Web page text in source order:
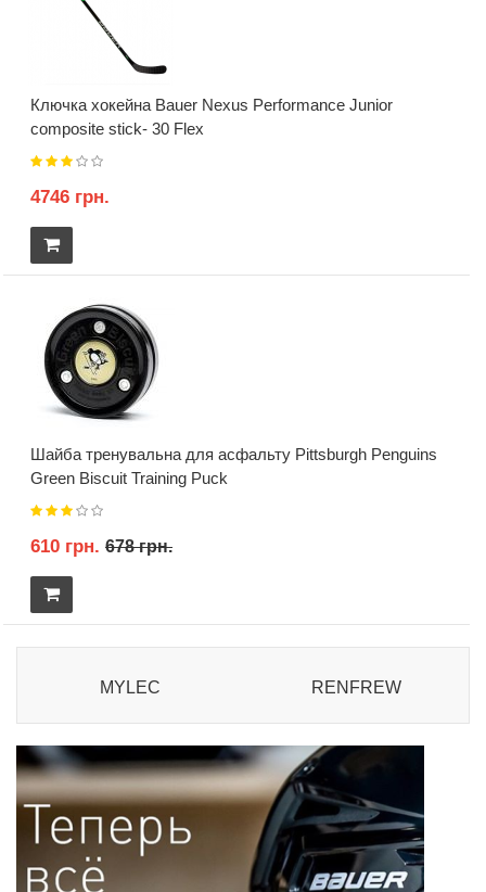
Ключка хокейна Bauer Nexus Performance Junior
composite stick- 30 Flex
4746 грн.
Шайба тренувальна для асфальту Pittsburgh Penguins
Green Biscuit Training Puck
610 грн. 678 грн.
MYLEC RENFREW